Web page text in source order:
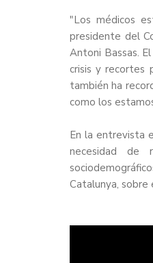
"Los médicos
presidente del
Antoni Bassas.
crisis y recortes
también ha
como los
En la entrevista
necesidad de
Catalunya, sobre